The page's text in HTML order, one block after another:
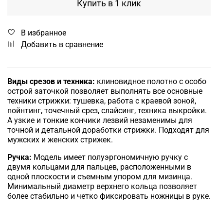
Купить в 1 клик
В избранное
Добавить в сравнение
Виды срезов и техника: клиновидное полотно с особо
острой заточкой позволяет выполнять все основные
техники стрижки: тушевка, работа с краевой зоной,
пойнтинг, точечный срез, слайсинг, техника выкройки.
А узкие и тонкие кончики лезвий незаменимы для
точной и детальной доработки стрижки. Подходят для
мужских и женских стрижек.
Ручка: Модель имеет полуэргономичную ручку с
двумя кольцами для пальцев, расположенными в
одной плоскости и съемным упором для мизинца.
Минимальный диаметр верхнего кольца позволяет
более стабильно и четко фиксировать ножницы в руке.